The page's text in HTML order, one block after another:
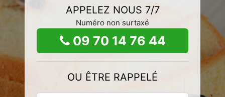
APPELEZ NOUS 7/7
Numéro non surtaxé
09 70 14 76 44
OU ÊTRE RAPPELÉ